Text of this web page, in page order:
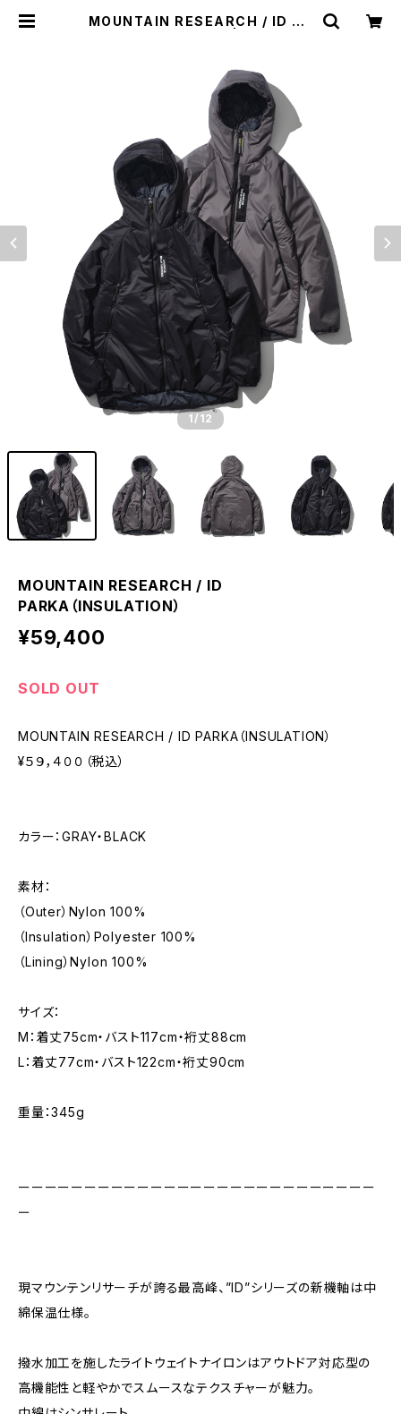
MOUNTAIN RESEARCH / ID PA
1 /12
MOUNTAIN RESEARCH / ID
PARKA（INSULATION）
¥59,400
SOLD OUT
MOUNTAIN RESEARCH / ID PARKA（INSULATION）
¥５９，４００（税込）
カラー：GRAY・BLACK
素材：
（Outer）Nylon 100%
（Insulation）Polyester 100%
（Lining）Nylon 100%
サイズ：
M：着丈75cm・バスト117cm・裄丈88cm
L：着丈77cm・バスト122cm・裄丈90cm
重量：345g
ーーーーーーーーーーーーーーーーーーーーーーーーーーー
ー
現マウンテンリサーチが誇る最高峰、”ID”シリーズの新機軸は中
綿保温仕様。
撥水加工を施したライトウェイトナイロンはアウトドア対応型の
高機能性と軽やかでスムースなテクスチャーが魅力。